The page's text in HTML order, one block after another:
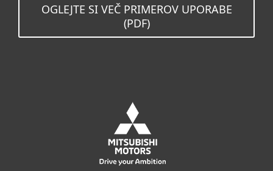
OGLEJTE SI VEČ PRIMEROV UPORABE
(PDF)